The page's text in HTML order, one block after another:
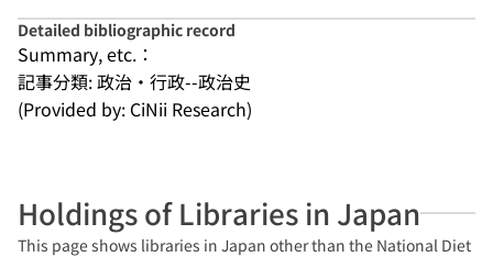
Detailed bibliographic record
Summary, etc.：
記事分類: 政治・行政--政治史
(Provided by: CiNii Research)
Holdings of Libraries in Japan
This page shows libraries in Japan other than the National Diet